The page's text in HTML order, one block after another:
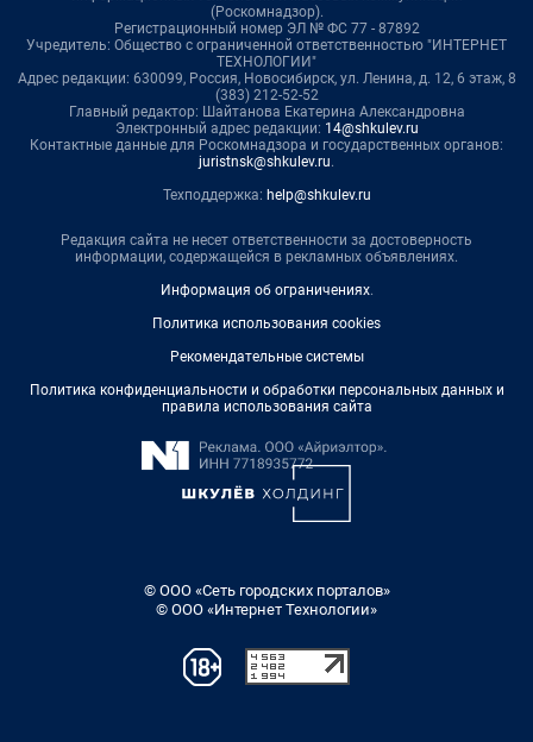
(Роскомнадзор).
Регистрационный номер ЭЛ № ФС 77 - 87892
Учредитель: Общество с ограниченной ответственностью "ИНТЕРНЕТ
ТЕХНОЛОГИИ"
Адрес редакции: 630099, Россия, Новосибирск, ул. Ленина, д. 12, 6 этаж, 8
(383) 212-52-52
Главный редактор: Шайтанова Екатерина Александровна
Электронный адрес редакции: 14@shkulev.ru
Контактные данные для Роскомнадзора и государственных органов:
juristnsk@shkulev.ru.
Техподдержка: help@shkulev.ru
Редакция сайта не несет ответственности за достоверность
информации, содержащейся в рекламных объявлениях.
Информация об ограничениях.
Политика использования cookies
Рекомендательные системы
Политика конфиденциальности и обработки персональных данных и
правила использования сайта
© ООО «Сеть городских порталов»
© ООО «Интернет Технологии»